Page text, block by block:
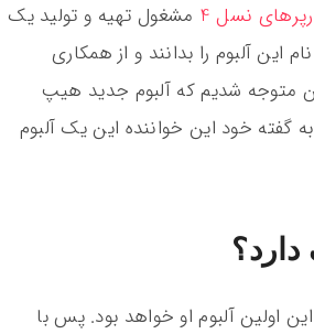
رپرهای نسل 4
مشغول تهیه و تولید یک
این آلبوم را بدانند و از همکاری
متوجه شدیم که آلبوم جدید هیپ
گفته خود این خواننده این یک آلبوم
اولین آلبوم او خواهد بود. پس با